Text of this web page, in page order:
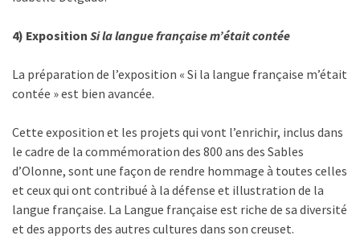
4) Exposition Si la langue française m’était contée
La préparation de l’exposition « Si la langue française m’était
contée » est bien avancée.
Cette exposition et les projets qui vont l’enrichir, inclus dans
le cadre de la commémoration des 800 ans des Sables
d’Olonne, sont une façon de rendre hommage à toutes celles
et ceux qui ont contribué à la défense et illustration de la
langue française. La Langue française est riche de sa diversité
et des apports des autres cultures dans son creuset.